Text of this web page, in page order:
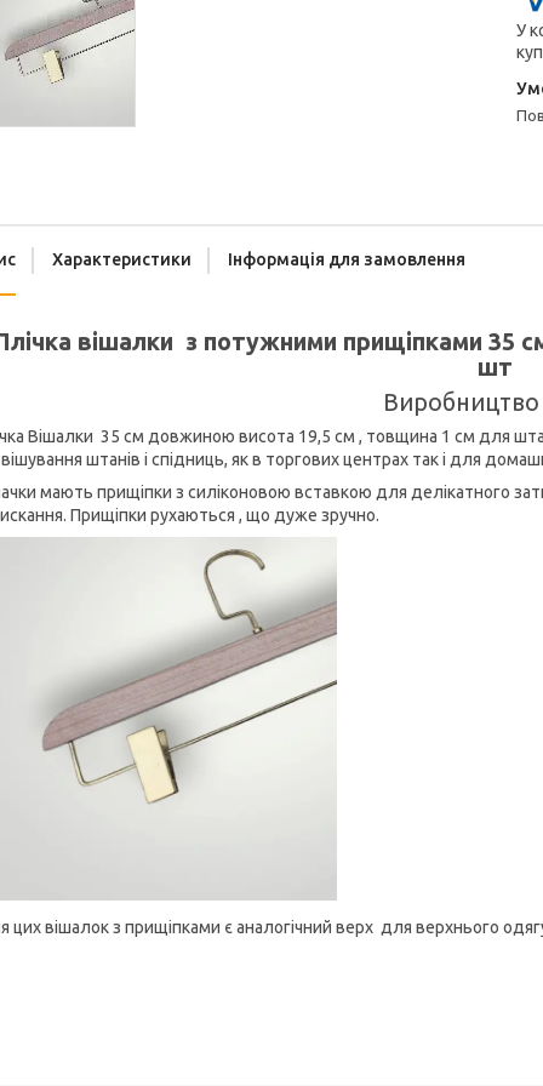
У
Характеристики Інформація для замовлення
вішалки з потужними прищіпками 35
шт
Вішалки 35 см довжиною висота 19,5 см , товщина 1 см для
штанів і спідниць, як в торгових центрах так і для
мають прищіпки з силіконовою вставкою для делікатного
Прищіпки рухаються , що дуже зручно.
цих вішалок з прищіпками є аналогічний верх для верхнього